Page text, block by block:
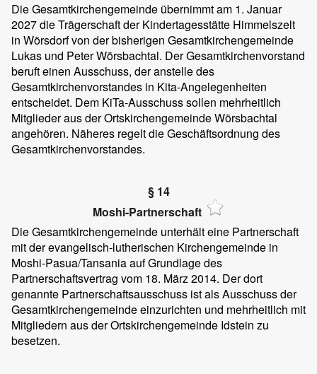
Die Gesamtkirchengemeinde übernimmt am 1. Januar
2027 die Trägerschaft der Kindertagesstätte Himmelszelt
in Wörsdorf von der bisherigen Gesamtkirchengemeinde
Lukas und Peter Wörsbachtal. Der Gesamtkirchenvorstand
beruft einen Ausschuss, der anstelle des
Gesamtkirchenvorstandes in Kita-Angelegenheiten
entscheidet. Dem KiTa-Ausschuss sollen mehrheitlich
Mitglieder aus der Ortskirchengemeinde Wörsbachtal
angehören. Näheres regelt die Geschäftsordnung des
Gesamtkirchenvorstandes.
§ 14
Moshi-Partnerschaft
Die Gesamtkirchengemeinde unterhält eine Partnerschaft
mit der evangelisch-lutherischen Kirchengemeinde in
Moshi-Pasua/Tansania auf Grundlage des
Partnerschaftsvertrag vom 18. März 2014. Der dort
genannte Partnerschaftsausschuss ist als Ausschuss der
Gesamtkirchengemeinde einzurichten und mehrheitlich mit
Mitgliedern aus der Ortskirchengemeinde Idstein zu
besetzen.